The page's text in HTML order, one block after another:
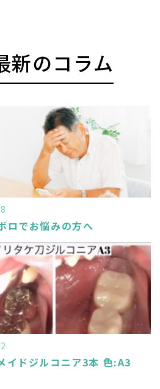
新のコラム
ロでお悩みの方へ
イドジルコニア3本 色:A3